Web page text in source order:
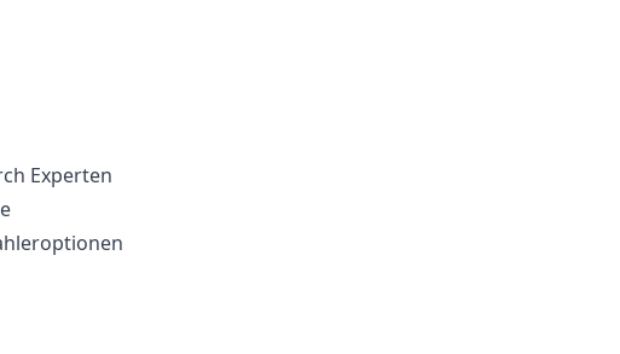
Experten